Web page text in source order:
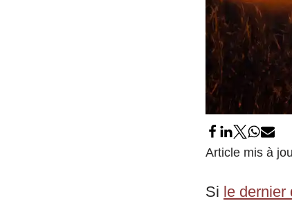
Article mis à
Si le dernier